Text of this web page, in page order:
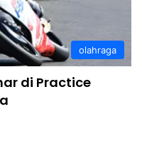
olahraga
di Practice